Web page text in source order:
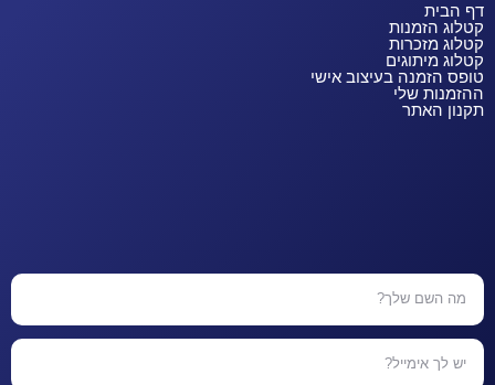
דף הבית
קטלוג הזמנות
קטלוג מזכרות
קטלוג מיתוגים
טופס הזמנה בעיצוב אישי
ההזמנות שלי
תקנון האתר